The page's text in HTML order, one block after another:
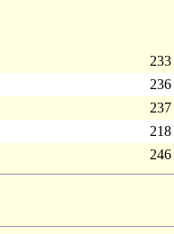
233
236
237
218
246